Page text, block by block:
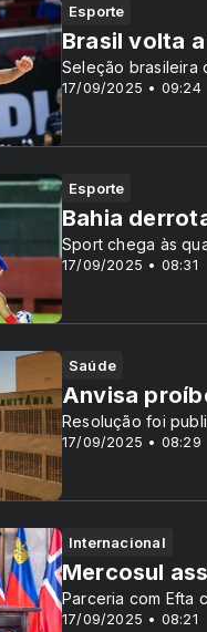
Esporte
17/09/2025 • 09:24
Brasil volta
Seleção brasileira
Esporte
17/09/2025 • 08:31
Bahia
Sport chega às
Saúde
17/09/2025 • 08:29
Anvisa
Resolução foi
Internacional
17/09/2025 • 08:21
Mercosul
Parceria com Efta